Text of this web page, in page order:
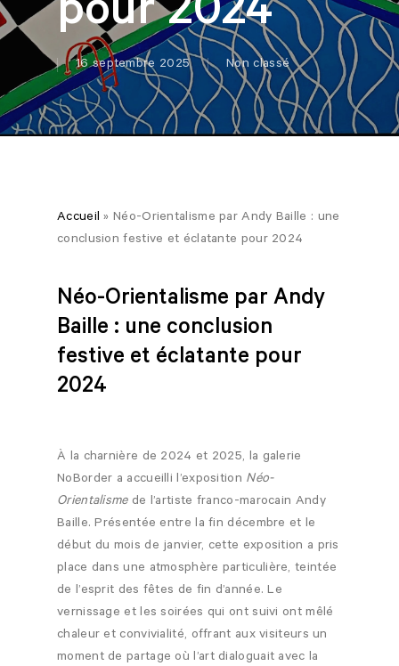
pour 2024
16 septembre 2025 Non classé
Accueil »Néo-Orientalisme par Andy Baille : une
conclusion festive et éclatante pour 2024
Néo-Orientalisme par Andy
Baille : une conclusion
festive et éclatante pour
2024
À la charnière de 2024 et 2025, la galerie
NoBorder a accueilli l’exposition Néo-
Orientalismede l’artiste franco-marocain Andy
Baille. Présentée entre la fin décembre et le
début du mois de janvier, cette exposition a pris
place dans une atmosphère particulière, teintée
de l’esprit des fêtes de fin d’année. Le
vernissage et les soirées qui ont suivi ont mêlé
chaleur et convivialité, offrant aux visiteurs un
moment de partage où l’art dialoguait avec la